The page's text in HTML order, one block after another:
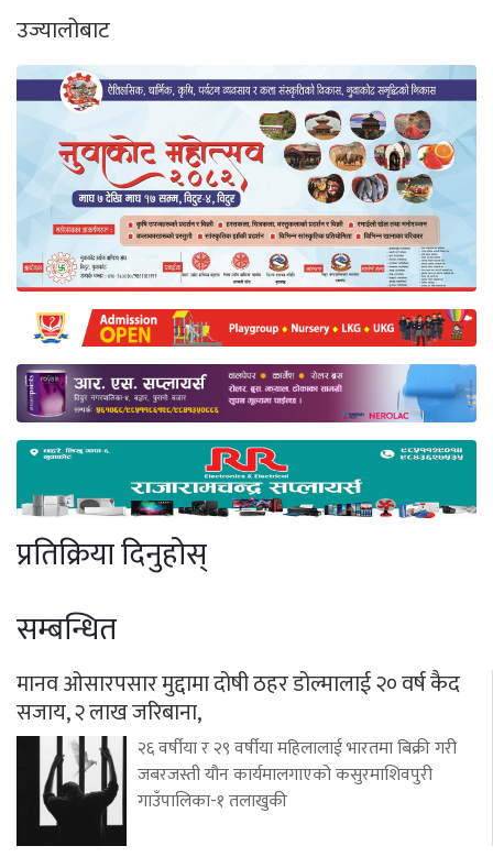
उज्यालोबाट
प्रतिक्रिया दिनुहोस्
सम्बन्धित
मानव ओसारपसार मुद्दामा दोषी ठहर डोल्मालाई २० वर्ष कैद
सजाय, २ लाख जरिबाना,
२६ वर्षीया र २९ वर्षीया महिलालाई भारतमा बिक्री गरी
जबरजस्ती यौन कार्यमालगाएको कसुरमाशिवपुरी
गाउँपालिका-१ तलाखुकी